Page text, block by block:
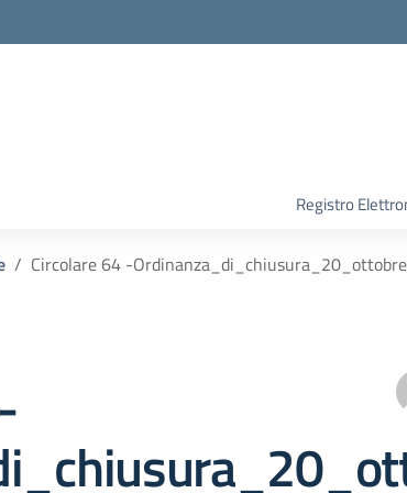
Registro
Circolare 64 -Ordinanza_di_chiusura_20_ottobre